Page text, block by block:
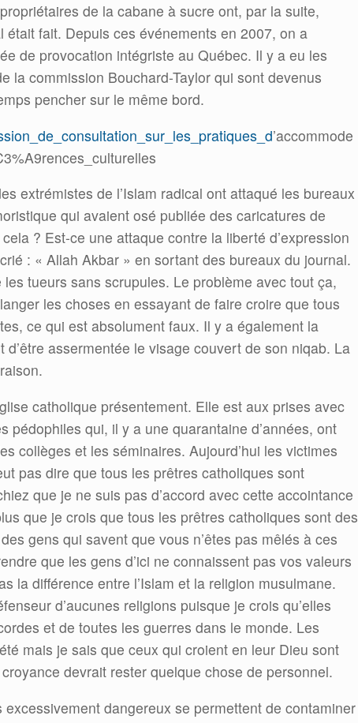
de la cabane à sucre ont, par la suite,
fait. Depuis ces événements en 2007, on a
de provocation intégriste au Québec. Il y a eu les
la commission Bouchard-Taylor qui sont devenus
pencher sur le même bord.
’accommode
extrémistes de l’Islam radical ont attaqué les bureaux
qui avaient osé publiée des caricatures de
? Est-ce une attaque contre la liberté d’expression
: « Allah Akbar » en sortant des bureaux du journal.
tueurs sans scrupules. Le problème avec tout ça,
les choses en essayant de faire croire que tous
ce qui est absolument faux. Il y a également la
assermentée le visage couvert de son niqab. La
catholique présentement. Elle est aux prises avec
pédophiles qui, il y a une quarantaine d’années, ont
collèges et les séminaires. Aujourd’hui les victimes
pas dire que tous les prêtres catholiques sont
que je ne suis pas d’accord avec cette accointance
que je crois que tous les prêtres catholiques sont des
gens qui savent que vous n’êtes pas mêlés à ces
que les gens d’ici ne connaissent pas vos valeurs
la différence entre l’Islam et la religion musulmane.
d’aucunes religions puisque je crois qu’elles
et de toutes les guerres dans le monde. Les
mais je sais que ceux qui croient en leur Dieu sont
devrait rester quelque chose de personnel.
excessivement dangereux se permettent de contaminer